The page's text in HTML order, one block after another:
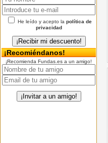
He leído y acepto la política de
privacidad
¡Recomiéndanos!
¡Recomienda Fundas.es a un amigo!